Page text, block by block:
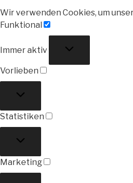
Wir verwenden Cookies, um
Funktional
Immer aktiv
Vorlieben
Statistiken
Marketing